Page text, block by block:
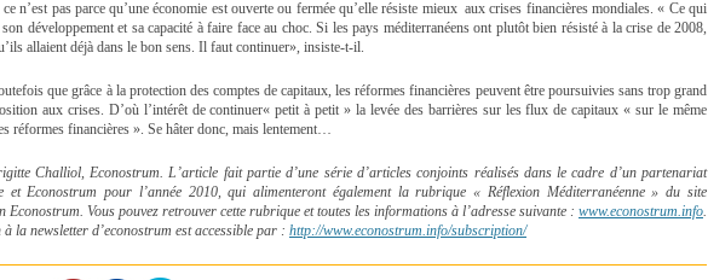
n’est pas parce qu’une économie est ouverte ou fermée qu’elle résiste mieux aux crises financières mondiales. « Ce qui
son développement et sa capacité à faire face au choc. Si les pays méditerranéens ont plutôt bien résisté à la crise de 2008,
allaient déjà dans le bon sens. Il faut continuer», insiste-t-il.
que grâce à la protection des comptes de capitaux, les réformes financières peuvent être poursuivies sans trop grand
aux crises. D’où l’intérêt de continuer« petit à petit » la levée des barrières sur les flux de capitaux « sur le même
réformes financières ». Se hâter donc, mais lentement…
Challiol, Econostrum. L’article fait partie d’une série d’articles conjoints réalisés dans le cadre d’un partenariat
et Econostrum pour l’année 2010, qui alimenteront également la rubrique « Réflexion Méditerranéenne » du site
Econostrum. Vous pouvez retrouver cette rubrique et toutes les informations à l’adresse suivante : www.econostrum.info.
la newsletter d’econostrum est accessible par : http://www.econostrum.info/subscription/